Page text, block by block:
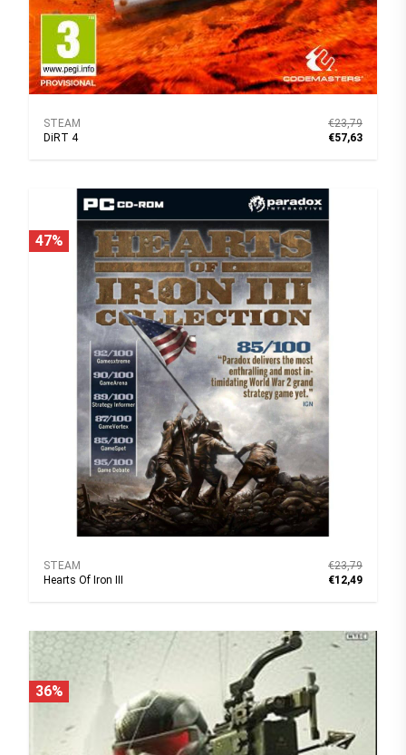
STEAM
DiRT 4
€23,79
€57,63
47%
STEAM
Hearts Of Iron III
€23,79
€12,49
36%